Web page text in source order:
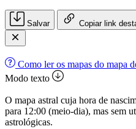
Salvar Copiar link
Como ler os mapas do mapa
Modo texto
O mapa astral cuja hora de
para 12:00 (meio-dia), mas sem
astrológicas.